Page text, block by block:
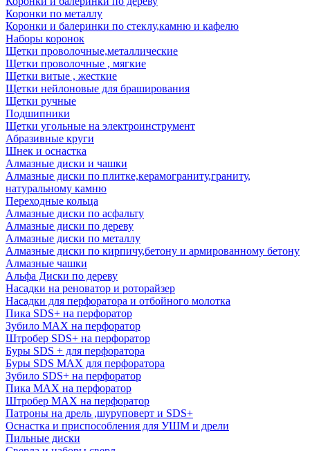
Коронки по металлу
Коронки и балеринки по стеклу,камню и кафелю
Наборы коронок
Щетки проволочные,металлические
Щетки проволочные , мягкие
Щетки витые , жесткие
Щетки нейлоновые для браширования
Щетки ручные
Подшипники
Щетки угольные на электроинструмент
Абразивные круги
Шнек и оснастка
Алмазные диски и чашки
Алмазные диски по плитке,керамограниту,граниту,
натуральному камню
Переходные кольца
Алмазные диски по асфальту
Алмазные диски по дереву
Алмазные диски по металлу
Алмазные диски по кирпичу,бетону и армированному бетону
Алмазные чашки
Альфа Диски по дереву
Насадки на реноватор и роторайзер
Насадки для перфоратора и отбойного молотка
Пика SDS+ на перфоратор
Зубило MAX на перфоратор
Штробер SDS+ на перфоратор
Буры SDS + для перфоратора
Буры SDS MAX для перфоратора
Зубило SDS+ на перфоратор
Пика MAX на перфоратор
Штробер MAX на перфоратор
Патроны на дрель ,шуруповерт и SDS+
Оснастка и приспособления для УШМ и дрели
Пильные диски